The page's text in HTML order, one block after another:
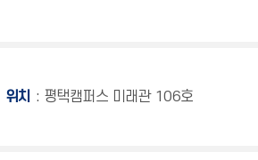
위치 : 평택캠퍼스 미래관 106호